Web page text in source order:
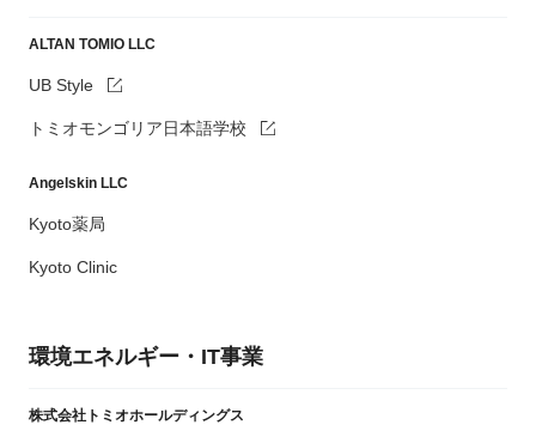
ALTAN TOMIO LLC
UB Style
トミオモンゴリア日本語学校
Angelskin LLC
Kyoto薬局
Kyoto Clinic
環境エネルギー・IT事業
株式会社トミオホールディングス